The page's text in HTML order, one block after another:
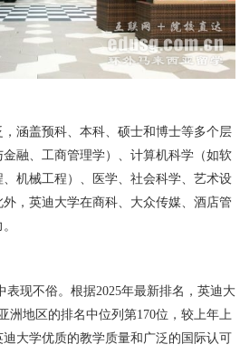
涵盖预科、本科、硕士和博士等多个层
融、工商管理学）、计算机科学（如软
机械工程）、医学、社会科学、艺术设
，英迪大学在商科、大众传媒、酒店管
表现不俗。根据2025年最新排名，英迪大
洲地区的排名中位列第170位，较上年上
大学优质的教学质量和广泛的国际认可